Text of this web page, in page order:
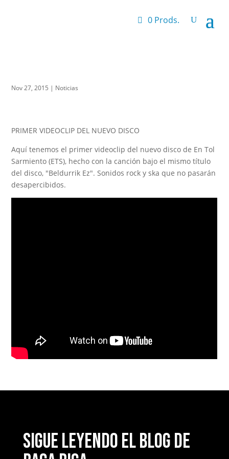
0 Prods.
Nov 27, 2015 | Noticias
PRIMER VIDEOCLIP DEL NUEVO DISCO
Aquí tenemos el primer videoclip del nuevo disco de En Tol
Sarmiento (ETS), hecho con la canción bajo el mismo título
del disco, "Beldurrik Ez". Sonidos rock y ska que no pasarán
desapercibidos.
Sigue leyendo el blog de